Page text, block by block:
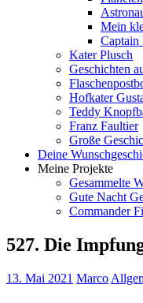
Mein
Kater Plusch
Geschichten
Hofkater
Teddy
Franz Faultier
Große
Deine
Meine Projekte
Gesammelte
Gute Nacht
Commander
527. Die
13. Mai 2021 Marco